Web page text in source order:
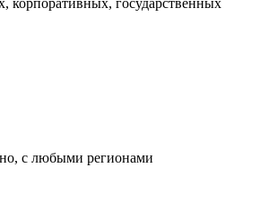
корпоративных, государственных
с любыми регионами